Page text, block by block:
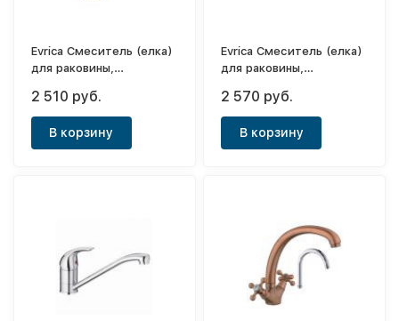
Evrica Смеситель (елка)
для раковины,
высоким носом Green
Bronze (толстый корпус)
2 510 руб.
В корзину
Evrica Смеситель (елка)
для раковины,
плоским носом Green
Bronze (толстый корпус)
2 570 руб.
В корзину